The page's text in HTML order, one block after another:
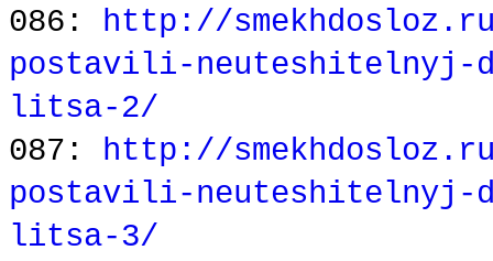
086: http://
postavili-neuteshitelnyj-
litsa-2/
087: http://
postavili-neuteshitelnyj-
litsa-3/